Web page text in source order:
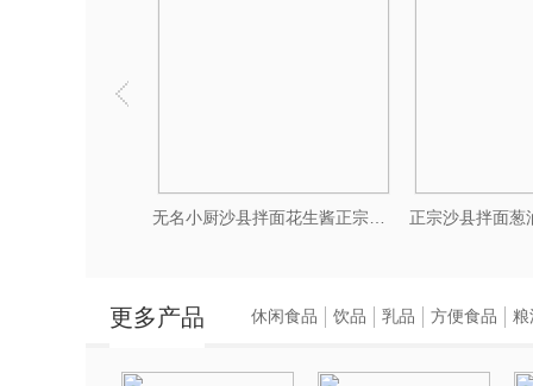
更多产品 休闲食品 饮品 乳品 方便食品 粮